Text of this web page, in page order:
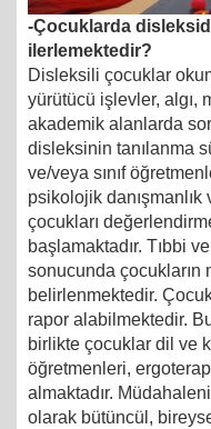
-Çocuklarda
ilerlemektedir?
Disleksili çocuklar
yürütücü işlevler, algı,
akademik alanlarda
disleksinin tanılanma
ve/veya sınıf
psikolojik
çocukları
başlamaktadır. Tıbbi
sonucunda çocukların
belirlenmektedir.
rapor alabilmektedir.
birlikte çocuklar dil ve
öğretmenleri,
almaktadır.
olarak bütüncül,